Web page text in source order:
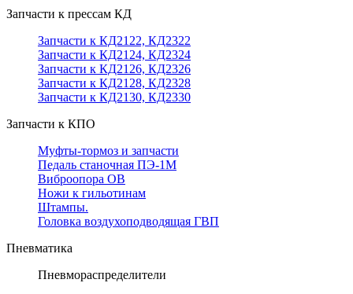
Запчасти к прессам КД
Запчасти к КД2122, КД2322
Запчасти к КД2124, КД2324
Запчасти к КД2126, КД2326
Запчасти к КД2128, КД2328
Запчасти к КД2130, КД2330
Запчасти к КПО
Муфты-тормоз и запчасти
Педаль станочная ПЭ-1М
Виброопора ОВ
Ножи к гильотинам
Штампы.
Головка воздухоподводящая ГВП
Пневматика
Пневмораспределители